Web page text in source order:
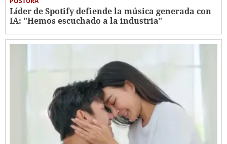
Líder de Spotify defiende la música generada con
IA: "Hemos escuchado a la industria"